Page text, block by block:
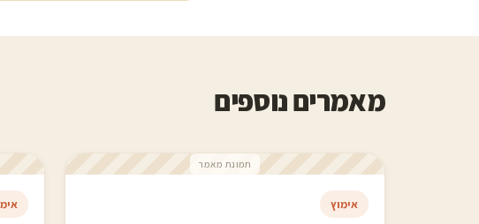
מאמרים נוספים
תמונת מאמר
אימוץ